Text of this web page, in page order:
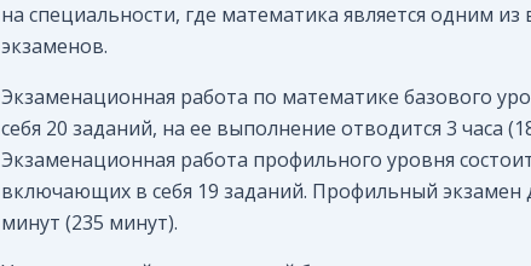
на специальности, где математика является одним из
экзаменов.
Экзаменационная работа по математике базового
себя 20 заданий, на ее выполнение отводится 3 часа
Экзаменационная работа профильного уровня
включающих в себя 19 заданий. Профильный экзамен
минут (235 минут).